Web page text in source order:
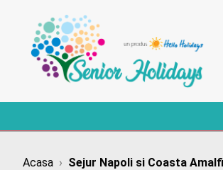
Acasa › Sejur Napoli si Coasta